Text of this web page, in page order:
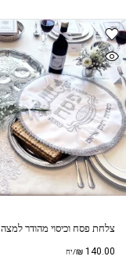
צלחת פסח וכיסוי מהודר למצה
₪ 140.00 /יח